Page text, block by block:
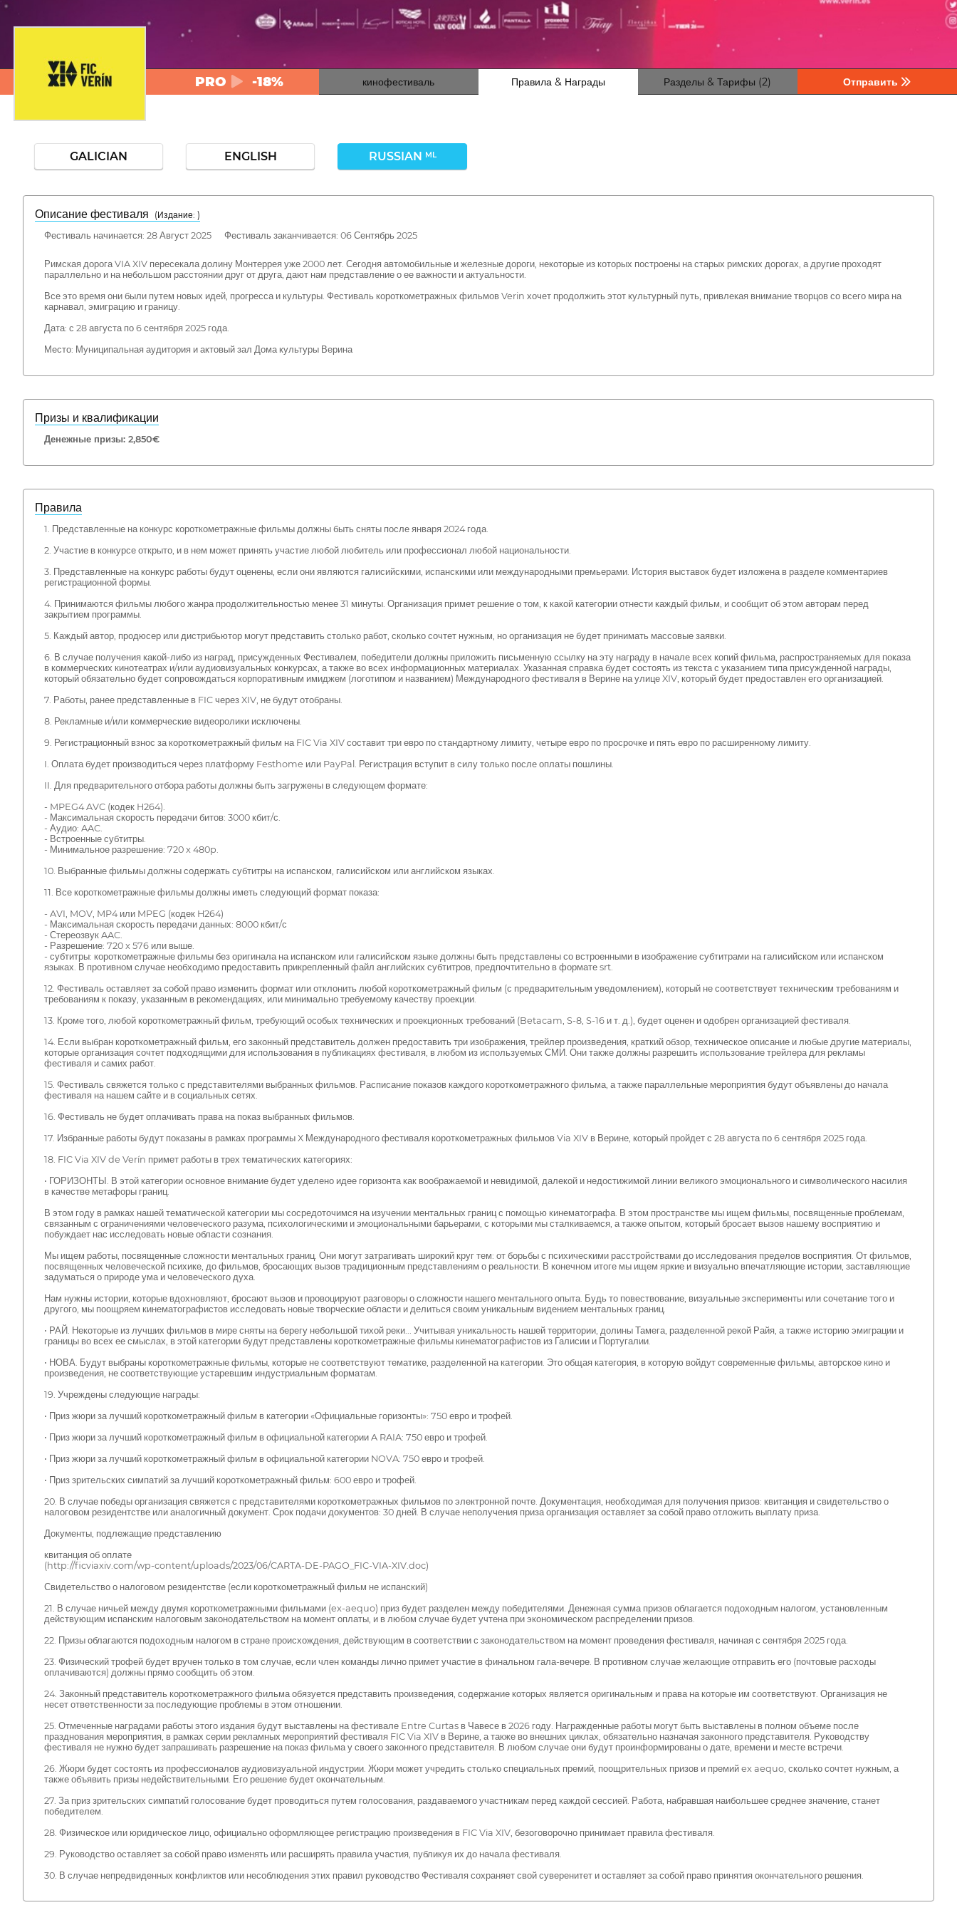
PRO -18% кинофестиваль Правила & Награды Разделы & Тарифы (2) Отправить
GALICIAN ENGLISH RUSSIAN ML
Описание фестиваля
( Издание: )
Фестиваль начинается: 28 Август 2025 Фестиваль заканчивается: 06 Сентябрь 2025
Римская дорога VIA XIV пересекала долину Монтеррея уже 2000 лет. Сегодня автомобильные и железные дороги, некоторые из которых построены на старых римских дорогах, а другие проходят
параллельно и на небольшом расстоянии друг от друга, дают нам представление о ее важности и актуальности.
Все это время они были путем новых идей, прогресса и культуры. Фестиваль короткометражных фильмов Verin хочет продолжить этот культурный путь, привлекая внимание творцов со всего мира на
карнавал, эмиграцию и границу.
Дата: с 28 августа по 6 сентября 2025 года.
Место: Муниципальная аудитория и актовый зал Дома культуры Верина
Призы и квалификации
Денежные призы: 2,850€
Правила
1. Представленные на конкурс короткометражные фильмы должны быть сняты после января 2024 года.
2. Участие в конкурсе открыто, и в нем может принять участие любой любитель или профессионал любой национальности.
3. Представленные на конкурс работы будут оценены, если они являются галисийскими, испанскими или международными премьерами. История выставок будет изложена в разделе комментариев
регистрационной формы.
4. Принимаются фильмы любого жанра продолжительностью менее 31 минуты. Организация примет решение о том, к какой категории отнести каждый фильм, и сообщит об этом авторам перед
закрытием программы.
5. Каждый автор, продюсер или дистрибьютор могут представить столько работ, сколько сочтет нужным, но организация не будет принимать массовые заявки.
6. В случае получения какой-либо из наград, присужденных Фестивалем, победители должны приложить письменную ссылку на эту награду в начале всех копий фильма, распространяемых для показа
в коммерческих кинотеатрах и/или аудиовизуальных конкурсах, а также во всех информационных материалах. Указанная справка будет состоять из текста с указанием типа присужденной награды,
который обязательно будет сопровождаться корпоративным имиджем (логотипом и названием) Международного фестиваля в Верине на улице XIV, который будет предоставлен его организацией.
7. Работы, ранее представленные в FIC через XIV, не будут отобраны.
8. Рекламные и/или коммерческие видеоролики исключены.
9. Регистрационный взнос за короткометражный фильм на FIC Via XIV составит три евро по стандартному лимиту, четыре евро по просрочке и пять евро по расширенному лимиту.
I. Оплата будет производиться через платформу Festhome или PayPal. Регистрация вступит в силу только после оплаты пошлины.
II. Для предварительного отбора работы должны быть загружены в следующем формате:
- MPEG4 AVC (кодек H264).
- Максимальная скорость передачи битов: 3000 кбит/с.
- Аудио: AAC.
- Встроенные субтитры.
- Минимальное разрешение: 720 x 480p.
10. Выбранные фильмы должны содержать субтитры на испанском, галисийском или английском языках.
11. Все короткометражные фильмы должны иметь следующий формат показа:
- AVI, MOV, MP4 или MPEG (кодек H264)
- Максимальная скорость передачи данных: 8000 кбит/с
- Стереозвук AAC.
- Разрешение: 720 x 576 или выше.
- субтитры: короткометражные фильмы без оригинала на испанском или галисийском языке должны быть представлены со встроенными в изображение субтитрами на галисийском или испанском
языках. В противном случае необходимо предоставить прикрепленный файл английских субтитров, предпочтительно в формате srt.
12. Фестиваль оставляет за собой право изменить формат или отклонить любой короткометражный фильм (с предварительным уведомлением), который не соответствует техническим требованиям и
требованиям к показу, указанным в рекомендациях, или минимально требуемому качеству проекции.
13. Кроме того, любой короткометражный фильм, требующий особых технических и проекционных требований (Betacam, S-8, S-16 и т. д.), будет оценен и одобрен организацией фестиваля.
14. Если выбран короткометражный фильм, его законный представитель должен предоставить три изображения, трейлер произведения, краткий обзор, техническое описание и любые другие материалы,
которые организация сочтет подходящими для использования в публикациях фестиваля, в любом из используемых СМИ. Они также должны разрешить использование трейлера для рекламы
фестиваля и самих работ.
15. Фестиваль свяжется только с представителями выбранных фильмов. Расписание показов каждого короткометражного фильма, а также параллельные мероприятия будут объявлены до начала
фестиваля на нашем сайте и в социальных сетях.
16. Фестиваль не будет оплачивать права на показ выбранных фильмов.
17. Избранные работы будут показаны в рамках программы X Международного фестиваля короткометражных фильмов Via XIV в Верине, который пройдет с 28 августа по 6 сентября 2025 года.
18. FIC Via XIV de Verín примет работы в трех тематических категориях:
• ГОРИЗОНТЫ. В этой категории основное внимание будет уделено идее горизонта как воображаемой и невидимой, далекой и недостижимой линии великого эмоционального и символического насилия
в качестве метафоры границ.
В этом году в рамках нашей тематической категории мы сосредоточимся на изучении ментальных границ с помощью кинематографа. В этом пространстве мы ищем фильмы, посвященные проблемам,
связанным с ограничениями человеческого разума, психологическими и эмоциональными барьерами, с которыми мы сталкиваемся, а также опытом, который бросает вызов нашему восприятию и
побуждает нас исследовать новые области сознания.
Мы ищем работы, посвященные сложности ментальных границ. Они могут затрагивать широкий круг тем: от борьбы с психическими расстройствами до исследования пределов восприятия. От фильмов,
посвященных человеческой психике, до фильмов, бросающих вызов традиционным представлениям о реальности. В конечном итоге мы ищем яркие и визуально впечатляющие истории, заставляющие
задуматься о природе ума и человеческого духа.
Нам нужны истории, которые вдохновляют, бросают вызов и провоцируют разговоры о сложности нашего ментального опыта. Будь то повествование, визуальные эксперименты или сочетание того и
другого, мы поощряем кинематографистов исследовать новые творческие области и делиться своим уникальным видением ментальных границ.
• РАЙ. Некоторые из лучших фильмов в мире сняты на берегу небольшой тихой реки... Учитывая уникальность нашей территории, долины Тамега, разделенной рекой Райя, а также историю эмиграции и
границы во всех ее смыслах, в этой категории будут представлены короткометражные фильмы кинематографистов из Галисии и Португалии.
• НОВА. Будут выбраны короткометражные фильмы, которые не соответствуют тематике, разделенной на категории. Это общая категория, в которую войдут современные фильмы, авторское кино и
произведения, не соответствующие устаревшим индустриальным форматам.
19. Учреждены следующие награды:
• Приз жюри за лучший короткометражный фильм в категории «Официальные горизонты»: 750 евро и трофей.
• Приз жюри за лучший короткометражный фильм в официальной категории A RAIA: 750 евро и трофей.
• Приз жюри за лучший короткометражный фильм в официальной категории NOVA: 750 евро и трофей.
• Приз зрительских симпатий за лучший короткометражный фильм: 600 евро и трофей.
20. В случае победы организация свяжется с представителями короткометражных фильмов по электронной почте. Документация, необходимая для получения призов: квитанция и свидетельство о
налоговом резидентстве или аналогичный документ. Срок подачи документов: 30 дней. В случае неполучения приза организация оставляет за собой право отложить выплату приза.
Документы, подлежащие представлению
квитанция об оплате
(http://ficviaxiv.com/wp-content/uploads/2023/06/CARTA-DE-PAGO_FIC-VIA-XIV.doc)
Свидетельство о налоговом резидентстве (если короткометражный фильм не испанский)
21. В случае ничьей между двумя короткометражными фильмами (ex-aequo) приз будет разделен между победителями. Денежная сумма призов облагается подоходным налогом, установленным
действующим испанским налоговым законодательством на момент оплаты, и в любом случае будет учтена при экономическом распределении призов.
22. Призы облагаются подоходным налогом в стране происхождения, действующим в соответствии с законодательством на момент проведения фестиваля, начиная с сентября 2025 года.
23. Физический трофей будет вручен только в том случае, если член команды лично примет участие в финальном гала-вечере. В противном случае желающие отправить его (почтовые расходы
оплачиваются) должны прямо сообщить об этом.
24. Законный представитель короткометражного фильма обязуется представить произведения, содержание которых является оригинальным и права на которые им соответствуют. Организация не
несет ответственности за последующие проблемы в этом отношении.
25. Отмеченные наградами работы этого издания будут выставлены на фестивале Entre Curtas в Чавесе в 2026 году. Награжденные работы могут быть выставлены в полном объеме после
празднования мероприятия, в рамках серии рекламных мероприятий фестиваля FIC Via XIV в Верине, а также во внешних циклах, обязательно назначая законного представителя. Руководству
фестиваля не нужно будет запрашивать разрешение на показ фильма у своего законного представителя. В любом случае они будут проинформированы о дате, времени и месте встречи.
26. Жюри будет состоять из профессионалов аудиовизуальной индустрии. Жюри может учредить столько специальных премий, поощрительных призов и премий ex aequo, сколько сочтет нужным, а
также объявить призы недействительными. Его решение будет окончательным.
27. За приз зрительских симпатий голосование будет проводиться путем голосования, раздаваемого участникам перед каждой сессией. Работа, набравшая наибольшее среднее значение, станет
победителем.
28. Физическое или юридическое лицо, официально оформляющее регистрацию произведения в FIC Via XIV, безоговорочно принимает правила фестиваля.
29. Руководство оставляет за собой право изменять или расширять правила участия, публикуя их до начала фестиваля.
30. В случае непредвиденных конфликтов или несоблюдения этих правил руководство Фестиваля сохраняет свой суверенитет и оставляет за собой право принятия окончательного решения.